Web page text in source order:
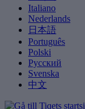
Italiano
Nederlands
日本語
Português
Polski
Русский
Svenska
中文